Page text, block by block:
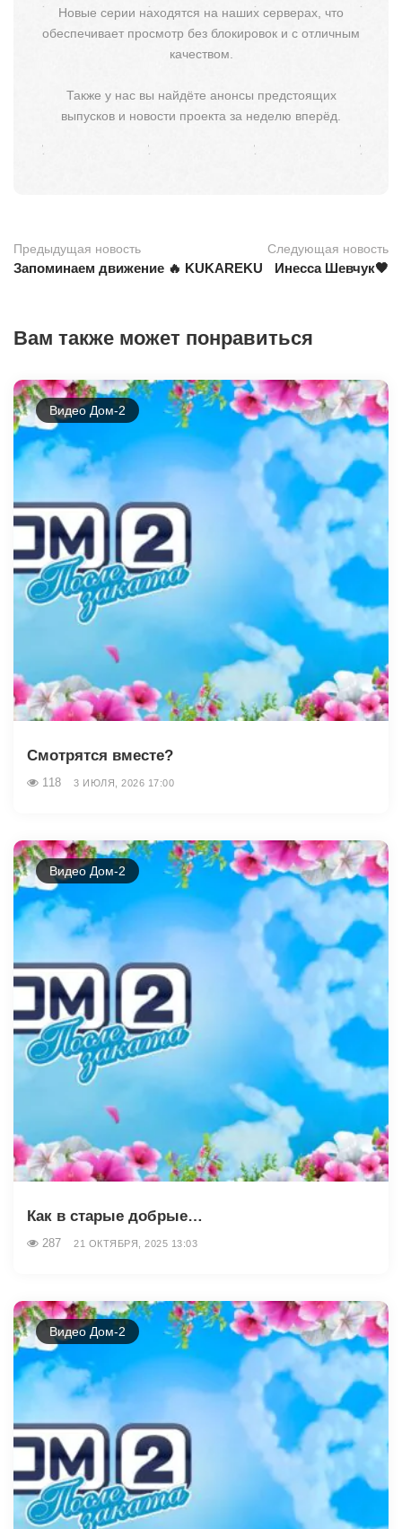
Новые серии находятся на наших серверах, что
обеспечивает просмотр без блокировок и с отличным
качеством.
Также у нас вы найдёте анонсы предстоящих
выпусков и новости проекта за неделю вперёд.
Предыдущая новость
Запоминаем движение 🔥 KUKAREKU
Следующая новость
Инесса Шевчук🖤
Вам также может понравиться
Видео Дом-2
Смотрятся вместе?
118 3 ИЮЛЯ, 2026 17:00
Видео Дом-2
Как в старые добрые…
287 21 ОКТЯБРЯ, 2025 13:03
Видео Дом-2